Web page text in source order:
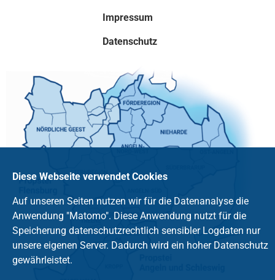
Impressum
Datenschutz
Diese Webseite verwendet Cookies
Auf unseren Seiten nutzen wir für die Datenanalyse die
Anwendung "Matomo". Diese Anwendung nutzt für die
Speicherung datenschutzrechtlich sensibler Logdaten nur
unsere eigenen Server. Dadurch wird ein hoher Datenschutz
gewährleistet.